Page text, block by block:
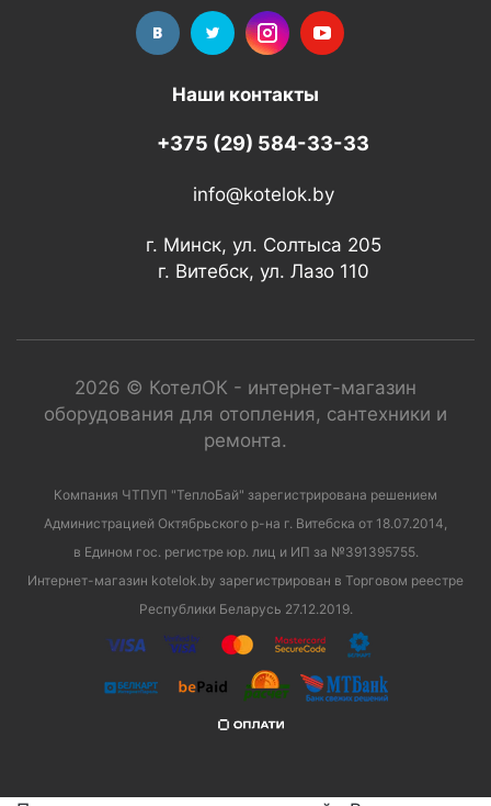
Наши контакты
+375 (29) 584-33-33
info@kotelok.by
г. Минск, ул. Солтыса 205
г. Витебск, ул. Лазо 110
2026 © КотелОК - интернет-магазин
оборудования для отопления, сантехники и
ремонта.
Компания ЧТПУП "ТеплоБай" зарегистрирована решением
Администрацией Октябрьского р-на г. Витебска от 18.07.2014,
в Едином гос. регистре юр. лиц и ИП за №391395755.
Интернет-магазин kotelok.by зарегистрирован в Торговом реестре
Республики Беларусь 27.12.2019.